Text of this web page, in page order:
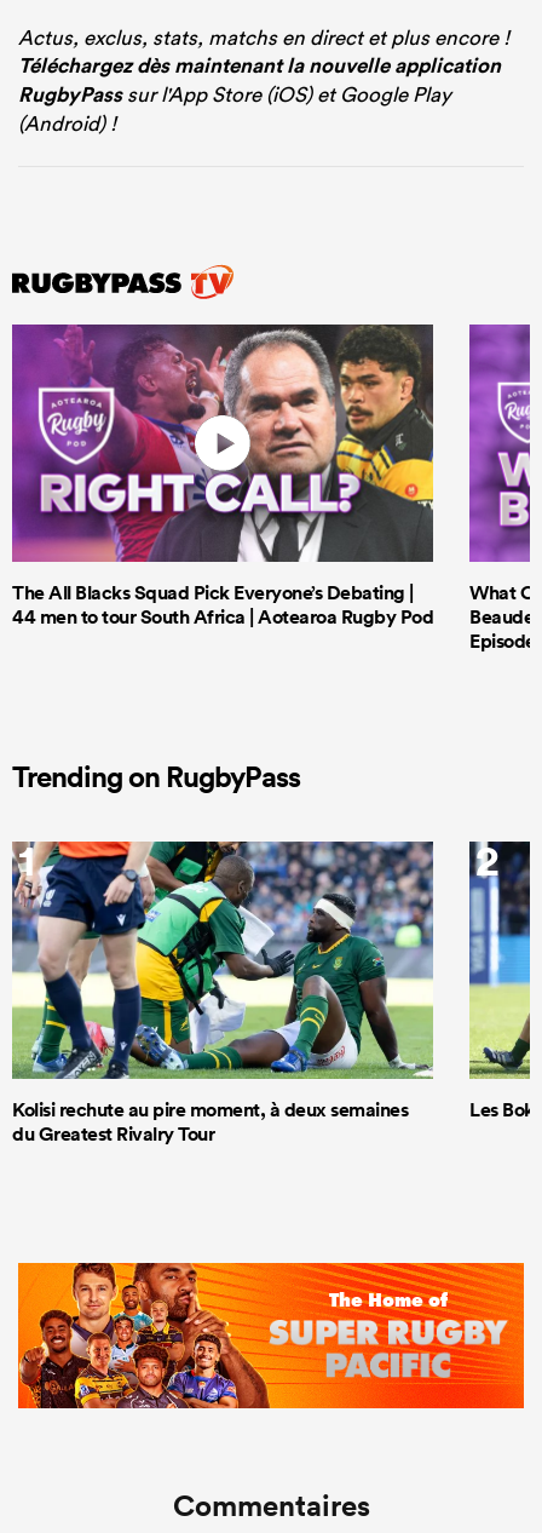
Actus, exclus, stats, matchs en direct et plus encore !
Téléchargez dès maintenant la nouvelle application
RugbyPasssur l'App Store (iOS) et Google Play
(Android) !
The All Blacks Squad Pick Everyone’s Debating |
44 men to tour South Africa | Aotearoa Rugby Pod
What
Episode
Trending on RugbyPass
1
Kolisi rechute au pire moment, à deux semaines
du Greatest Rivalry Tour
2
Les
Commentaires